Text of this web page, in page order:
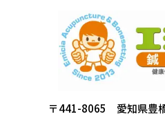
〒441-8065 愛知県豊